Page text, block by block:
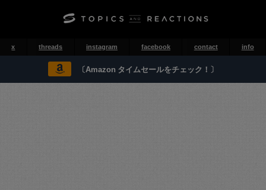
x threads instagram facebook contact info
〔Amazon タイムセールをチェック！〕